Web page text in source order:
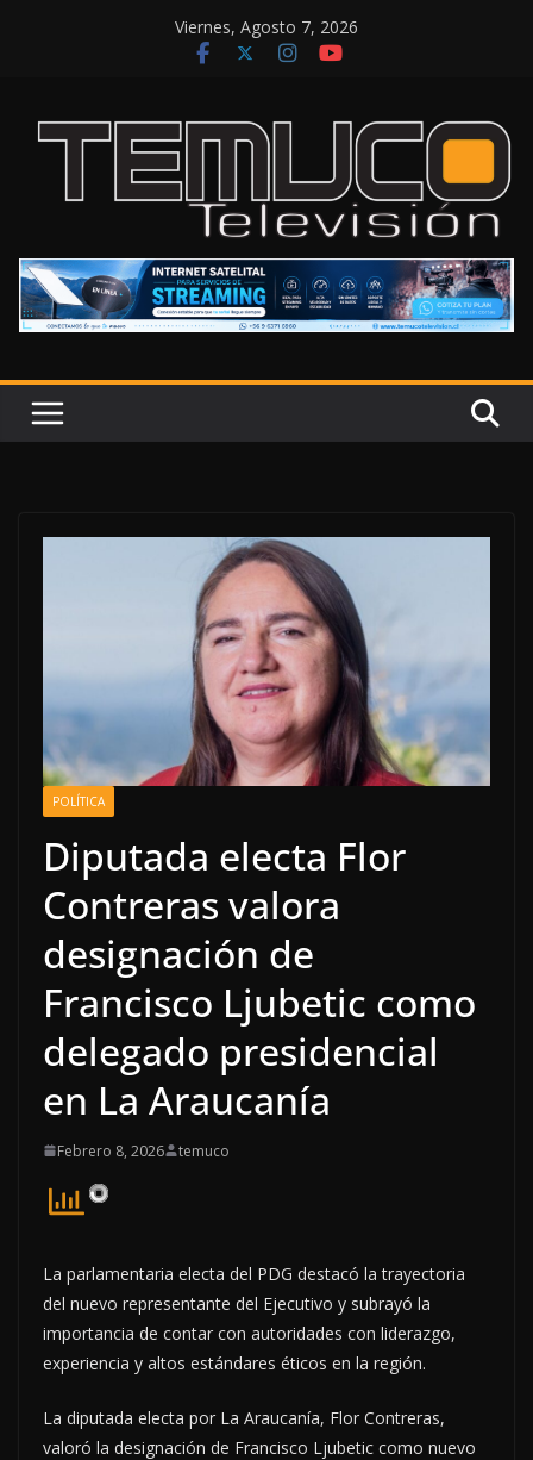
Viernes, Agosto 7, 2026
POLÍTICA
Diputada electa Flor
Contreras valora
designación de
Francisco Ljubetic como
delegado presidencial
en La Araucanía
Febrero 8, 2026 temuco
La parlamentaria electa del PDG destacó la trayectoria
del nuevo representante del Ejecutivo y subrayó la
importancia de contar con autoridades con liderazgo,
experiencia y altos estándares éticos en la región.
La diputada electa por La Araucanía, Flor Contreras,
valoró la designación de Francisco Ljubetic como nuevo